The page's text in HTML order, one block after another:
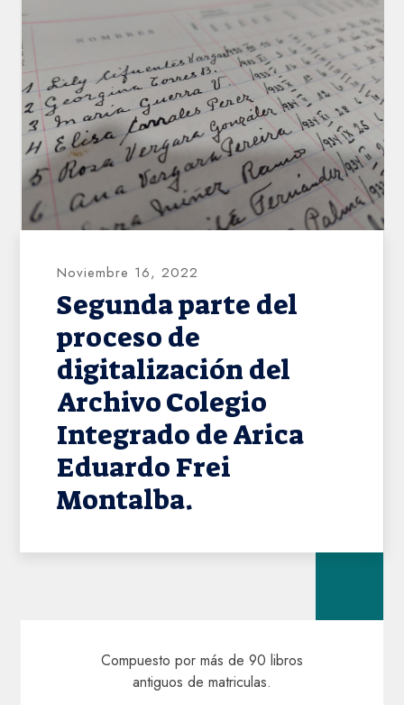
AHVD
Noviembre 16, 2022
Segunda parte del
proceso de
digitalización del
Archivo Colegio
Integrado de Arica
Eduardo Frei
Montalba.
Compuesto por más de 90 libros
antiguos de matriculas.